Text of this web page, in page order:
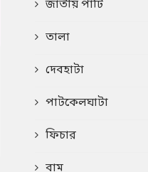
জাতীয় পার্টি
তালা
দেবহাটা
পাটকেলঘাটা
ফিচার
বাম